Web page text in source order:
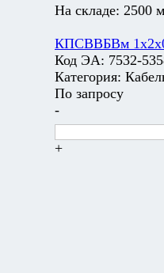
На складе: 2500 м
КПСВВБВм
Код ЭА: 7532-
Категория:
По запросу
-
+